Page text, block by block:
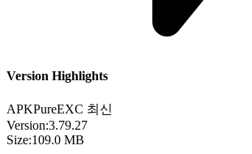
Version Highlights
APKPureEXC 최신
Version:3.79.27
Size:109.0 MB